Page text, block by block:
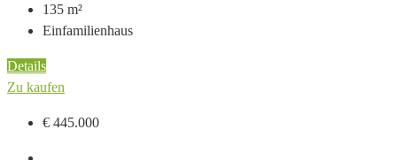
135 m²
Einfamilienhaus
Details
Zu kaufen
€ 445.000